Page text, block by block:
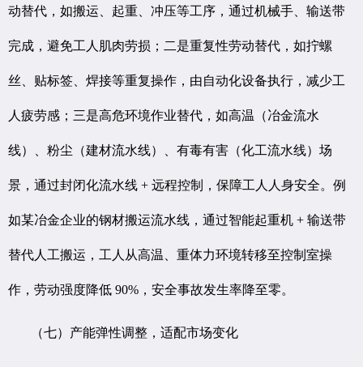
动替代，如搬运、起重、冲压等工序，通过机械手、输送带
完成，避免工人肌肉劳损；二是重复性劳动替代，如拧螺
丝、贴标签、焊接等重复操作，由自动化设备执行，减少工
人疲劳感；三是高危环境作业替代，如高温（冶金流水
线）、粉尘（建材流水线）、有毒有害（化工流水线）场
景，通过封闭化流水线 + 远程控制，保障工人人身安全。例
如某冶金企业的钢材搬运流水线，通过智能起重机 + 输送带
替代人工搬运，工人从高温、重体力环境转移至控制室操
作，劳动强度降低 90%，安全事故发生率降至零。
（七）产能弹性调整，适配市场变化